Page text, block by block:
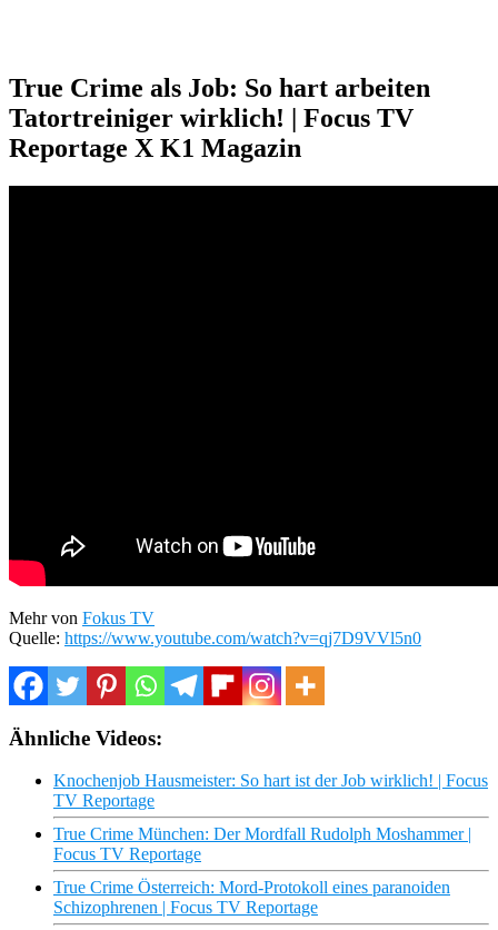
True Crime als Job: So hart arbeiten
Tatortreiniger wirklich! | Focus TV
Reportage X K1 Magazin
Mehr von Fokus TV
Quelle: https://www.youtube.com/watch?v=qj7D9VVl5n0
Ähnliche Videos:
Knochenjob Hausmeister: So hart ist der Job wirklich! | Focus
TV Reportage
True Crime München: Der Mordfall Rudolph Moshammer |
Focus TV Reportage
True Crime Österreich: Mord-Protokoll eines paranoiden
Schizophrenen | Focus TV Reportage